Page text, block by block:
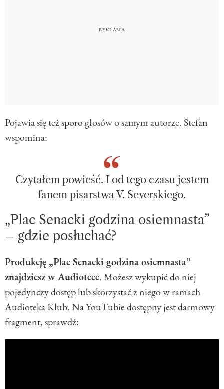
Pojawia się też sporo głosów o samym autorze. Stefan
wspomina:
Czytałem powieść. I od tego czasu jestem
fanem pisarstwa V. Severskiego.
„Plac Senacki godzina osiemnasta”
– gdzie posłuchać?
Produkcję „Plac Senacki godzina osiemnasta”
znajdziesz w Audiotece. Możesz wykupić do niej
pojedynczy dostęp lub skorzystać z niego w ramach
Audioteka Klub. Na YouTubie dostępny jest darmowy
fragment, sprawdź: